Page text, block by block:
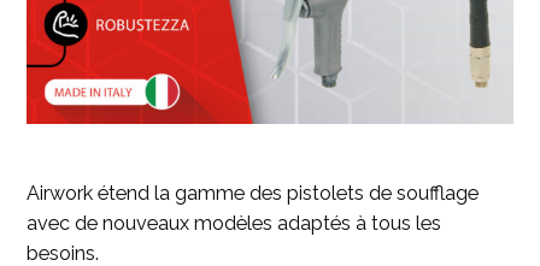
Airwork étend la gamme des pistolets de soufflage
avec de nouveaux modèles adaptés à tous les
besoins.